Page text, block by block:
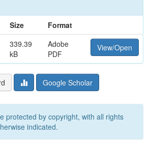
Size
Format
339.39
kB
Adobe
PDF
View/Open
Google Scholar
protected by copyright, with all rights
indicated.